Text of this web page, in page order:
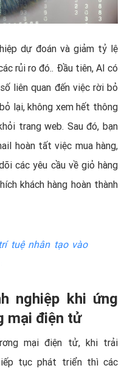
dự đoán và giảm tỷ lệ
rủi ro đó.. Đầu tiên, AI có
liên quan đến việc rời bỏ
lại, không xem hết thông
trang web. Sau đó, bạn
hoàn tất việc mua hàng,
các yêu cầu về giỏ hàng
khách hàng hoàn thành
tuệ nhân tạo vào
nghiệp khi ứng
mại điện tử
mại điện tử, khi trải
tục phát triển thì các